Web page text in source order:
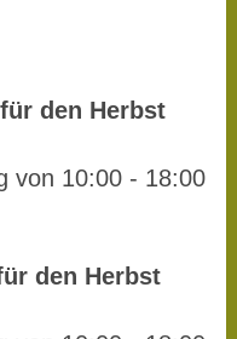
den Herbst
- 18:00
den Herbst